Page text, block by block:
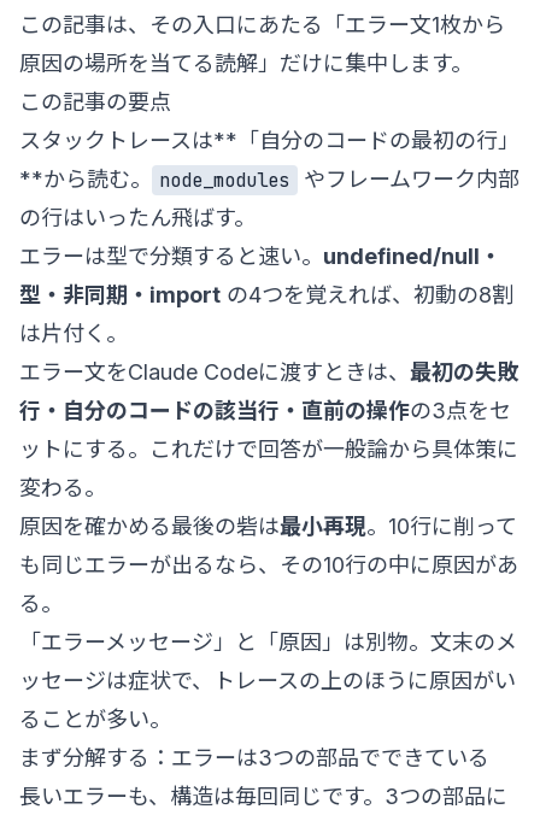
この記事は、その入口にあたる「エラー文1枚から
原因の場所を当てる読解」だけに集中します。
この記事の要点
スタックトレースは**「自分のコードの最初の行」
**から読む。
node_modules
やフレームワーク内部
の行はいったん飛ばす。
エラーは型で分類すると速い。 undefined/null・
型・非同期・import の4つを覚えれば、初動の8割
は片付く。
エラー文をClaude Codeに渡すときは、 最初の失敗
行・自分のコードの該当行・直前の操作の3点をセ
ットにする。これだけで回答が一般論から具体策に
変わる。
原因を確かめる最後の砦は最小再現。10行に削って
も同じエラーが出るなら、その10行の中に原因があ
る。
「エラーメッセージ」と「原因」は別物。文末のメ
ッセージは症状で、トレースの上のほうに原因がい
ることが多い。
まず分解する：エラーは3つの部品でできている
長いエラーも、構造は毎回同じです。3つの部品に